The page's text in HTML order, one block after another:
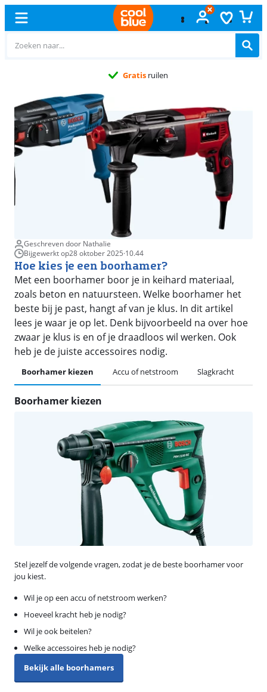
Gratis ruilen
Geschreven door Nathalie
Bijgewerkt op28 oktober 2025·10.44
Hoe kies je een boorhamer?
Met een boorhamer boor je in keihard materiaal,
zoals beton en natuursteen. Welke boorhamer het
beste bij je past, hangt af van je klus. In dit artikel
lees je waar je op let. Denk bijvoorbeeld na over hoe
zwaar je klus is en of je draadloos wil werken. Ook
heb je de juiste accessoires nodig.
Boorhamer kiezen Accu of netstroom Slagkracht
Boorhamer kiezen
Stel jezelf de volgende vragen, zodat je de beste boorhamer voor
jou kiest.
Wil je op een accu of netstroom werken?
Hoeveel kracht heb je nodig?
Wil je ook beitelen?
Welke accessoires heb je nodig?
Bekijk alle boorhamers